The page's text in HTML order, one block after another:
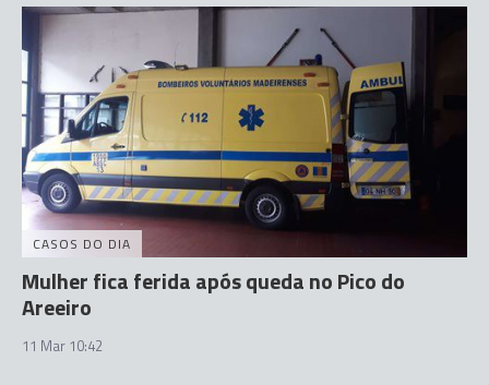
CASOS DO DIA
Mulher fica ferida após queda no Pico do
Areeiro
11 Mar 10:42